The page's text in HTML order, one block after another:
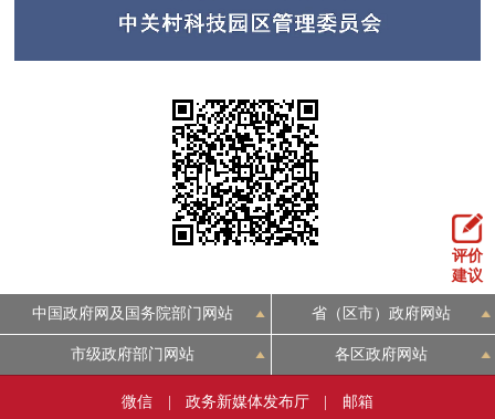
评价
建议
中国政府网及国务院部门网站 省（区市）政府网站
市级政府部门网站 各区政府网站
微信 政务新媒体发布厅 邮箱